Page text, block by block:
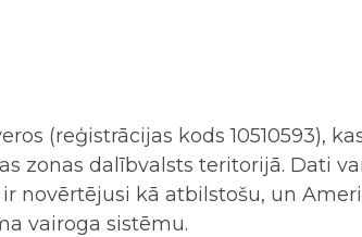
(reģistrācijas kods 10510593),
zonas dalībvalsts teritorijā. Dati
novērtējusi kā atbilstošu, un
vairoga sistēmu.